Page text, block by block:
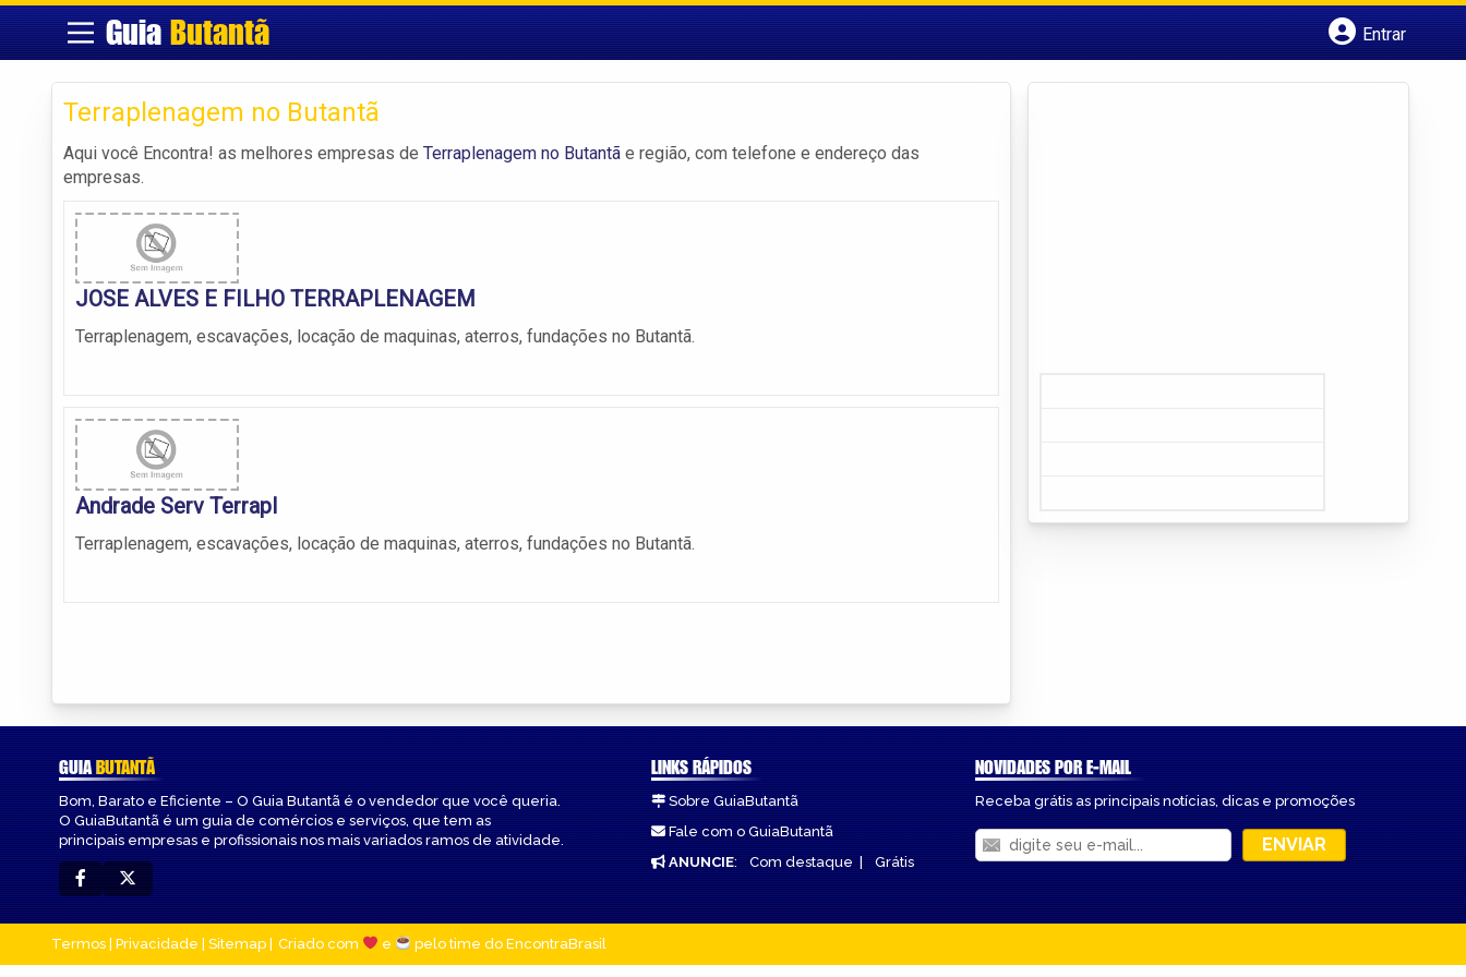
GuiaButantã
Entrar
Terraplenagem no Butantã
Aqui você Encontra! as melhores empresas de Terraplenagem no Butantã e região, com telefone e endereço das
empresas.
JOSE ALVES E FILHO TERRAPLENAGEM
Terraplenagem, escavações, locação de maquinas, aterros, fundações no Butantã.
Andrade Serv Terrapl
Terraplenagem, escavações, locação de maquinas, aterros, fundações no Butantã.
GUIABUTANTÃ
Bom, Barato e Eficiente – O Guia Butantã é o vendedor que você queria.
O GuiaButantã é um guia de comércios e serviços, que tem as
principais empresas e profissionais nos mais variados ramos de atividade.
LINKS RÁPIDOS
Sobre GuiaButantã
Fale com o GuiaButantã
ANUNCIE: Com destaque| Grátis
NOVIDADES POR E-MAIL
Receba grátis as principais notícias, dicas e promoções
Termos Privacidade Sitemap Criado com e pelo time do EncontraBrasil